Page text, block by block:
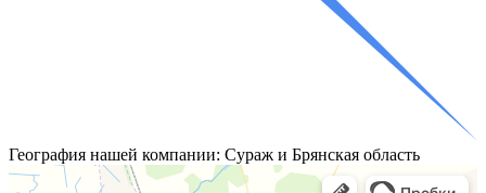
География нашей компании: Сураж и Брянская область